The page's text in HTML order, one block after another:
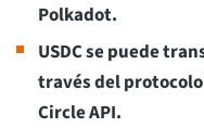
Polkadot.
USDC se puede
través del
Circle API.